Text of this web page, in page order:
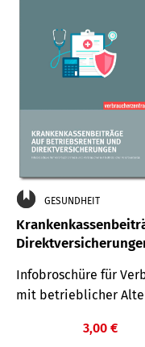
GESUNDHEIT
Infobroschüre für
mit betrieblicher
3,00 €